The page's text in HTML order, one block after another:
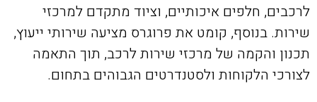
לרכבים, חלפים איכותיים, וציוד מתקדם למרכזי
שירות. בנוסף, קומט את פרוגרס מציעה שירותי ייעוץ,
תכנון והקמה של מרכזי שירות לרכב, תוך התאמה
לצורכי הלקוחות ולסטנדרטים הגבוהים בתחום.